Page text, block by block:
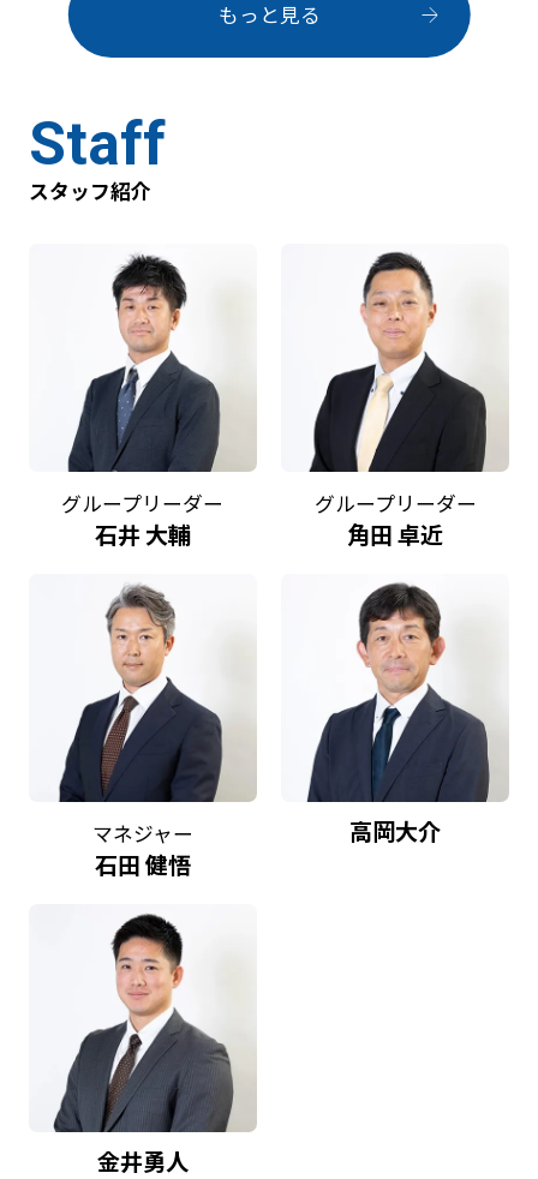
もっと見る
Staff
スタッフ紹介
グループリーダー
石井 大輔
グループリーダー
角田 卓近
マネジャー
石田 健悟
高岡大介
金井勇人